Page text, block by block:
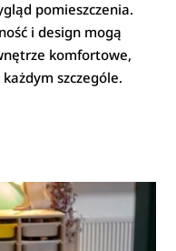
pomieszczenia.
i design mogą
komfortowe,
szczególe.